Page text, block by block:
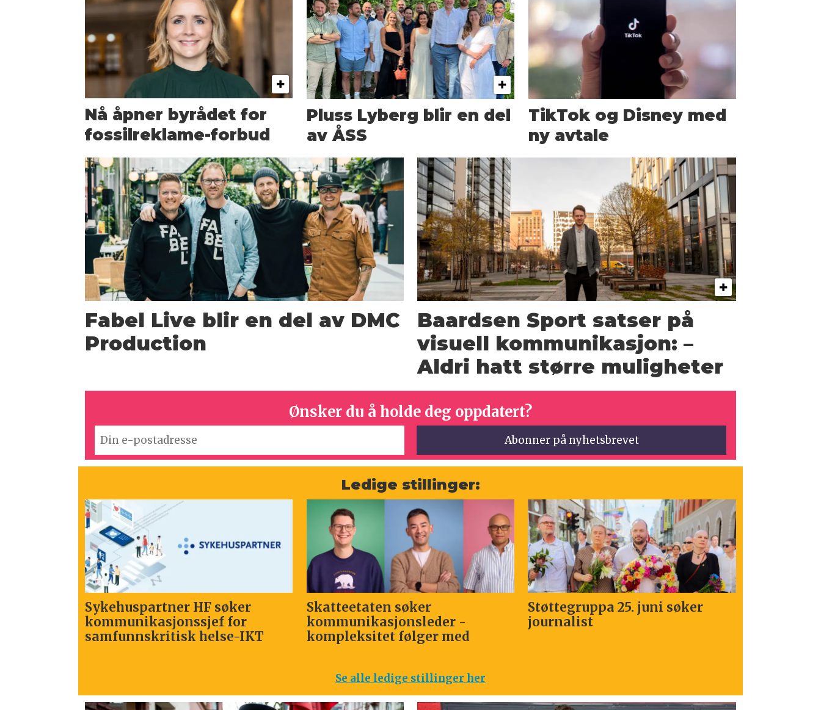
Nå åpner byrådet for
fossilreklame-forbud
Pluss Lyberg blir en del
av ÅSS
TikTok og Disney med
ny avtale
Fabel Live blir en del av DMC
Production
Baardsen Sport satser på
visuell kommunikasjon: –
Aldri hatt større muligheter
Ønsker du å holde deg oppdatert?
Ledige stillinger:
Sykehuspartner HF søker
kommunikasjonssjef for
samfunnskritisk helse-IKT
Skatteetaten søker
kommunikasjonsleder -
kompleksitet følger med
Støttegruppa 25. juni søker
journalist
Se alle ledige stillinger her